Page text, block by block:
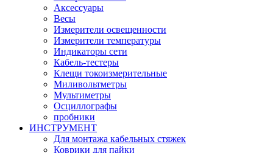
Аксессуары
Весы
Измерители освещенности
Измерители температуры
Индикаторы сети
Кабель-тестеры
Клещи токоизмерительные
Миливольтметры
Мультиметры
Осциллографы
пробники
ИНСТРУМЕНТ
Для монтажа кабельных стяжек
Коврики для пайки